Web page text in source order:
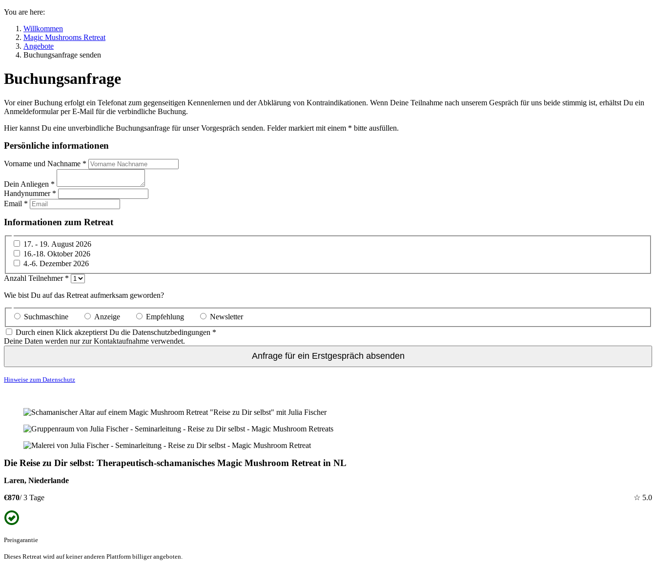
You are here:
Willkommen
Magic Mushrooms Retreat
Angebote
Buchungsanfrage senden
Buchungsanfrage
Vor einer Buchung erfolgt ein Telefonat zum gegenseitigen Kennenlernen und der Abklärung von Kontraindikationen. Wenn Deine Teilnahme nach unserem Gespräch für uns beide stimmig ist, erhältst Du ein
Anmeldeformular per E-Mail für die verbindliche Buchung.
Hier kannst Du eine unverbindliche Buchungsanfrage für unser Vorgespräch senden. Felder markiert mit einem * bitte ausfüllen.
Persönliche informationen
Vorname und Nachname *
Dein Anliegen *
Handynummer *
Email *
Informationen zum Retreat
17. - 19. August 2026
16.-18. Oktober 2026
4.-6. Dezember 2026
Anzahl Teilnehmer *
Wie bist Du auf das Retreat aufmerksam geworden?
Suchmaschine Anzeige Empfehlung
Newsletter
Durch einen Klick akzeptierst Du die Datenschutzbedingungen *
Deine Daten werden nur zur Kontaktaufnahme verwendet.
Anfrage für ein Erstgespräch absenden
Hinweise zum Datenschutz
Die Reise zu Dir selbst: Therapeutisch-schamanisches Magic Mushroom Retreat in NL
Laren, Niederlande
€870/ 3 Tage ☆ 5.0
Preisgarantie
Dieses Retreat wird auf keiner anderen Plattform billiger angeboten.